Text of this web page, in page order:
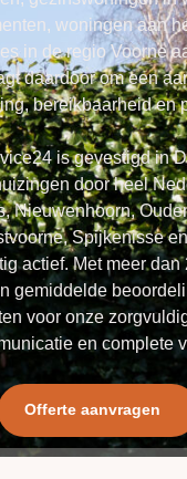
woningen aan
in de regio Voorne
daardoor om een
bereikbaarheid en
is gevestigd in
door heel
Nieuwenhoorn,
Spijkenisse
actief. Met meer dan
gemiddelde
voor onze
en complete
Offerte aanvragen